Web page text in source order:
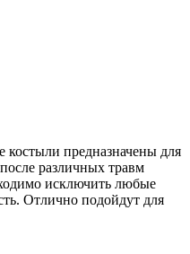
костыли предназначены для
различных травм
исключить любые
Отлично подойдут для